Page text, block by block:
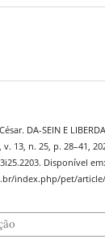
DA-SEIN E
v. 13, n. 25, p. 28–41,
Disponível em:
index.php/pet/article/